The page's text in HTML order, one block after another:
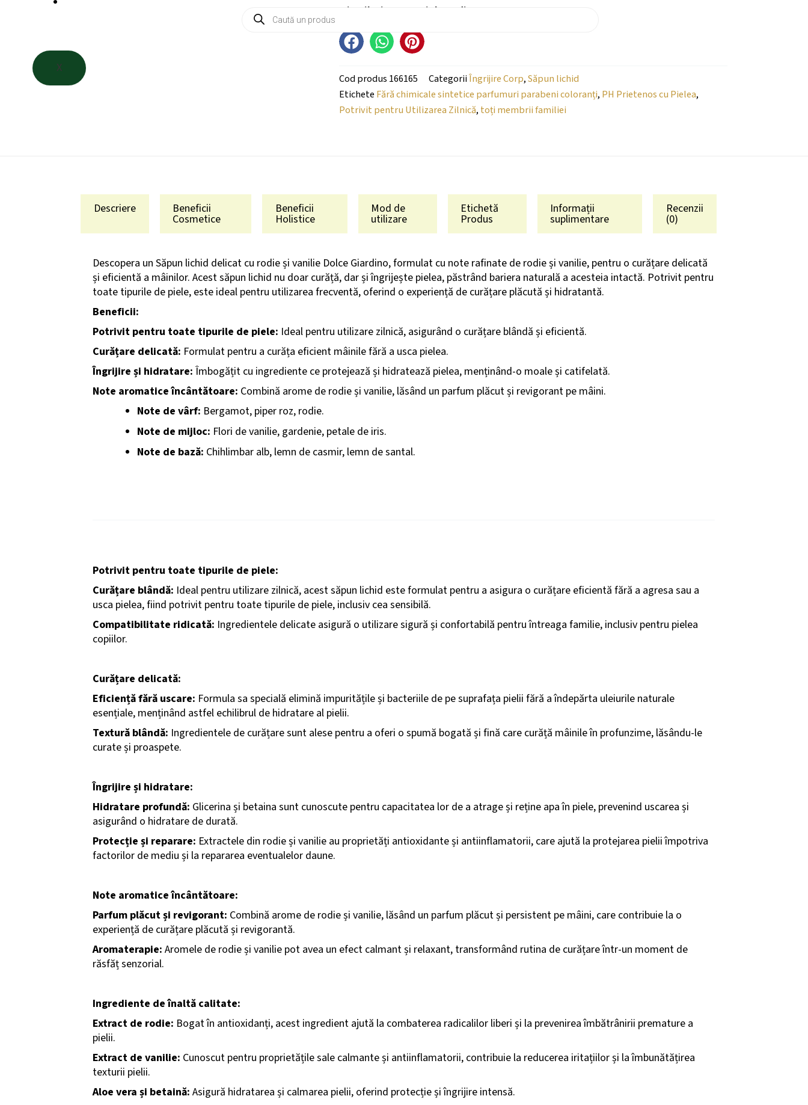
search
X
Distribuie pe social media
Cod produs 166165 CategoriiÎngrijire Corp,Săpun lichid
Etichete Fără chimicale sintetice parfumuri parabeni coloranți, PH Prietenos cu Pielea,
Potrivit pentru Utilizarea Zilnică, toți membrii familiei
Descriere Informații
suplimentare
Beneficii
Cosmetice
Beneficii
Holistice
Mod de
utilizare
Etichetă
Produs
Recenzii
(0)
Descopera un Săpun lichid delicat cu rodie și vanilie Dolce Giardino, formulat cu note rafinate de rodie și vanilie, pentru o curățare delicată
și eficientă a mâinilor. Acest săpun lichid nu doar curăță, dar și îngrijește pielea, păstrând bariera naturală a acesteia intactă. Potrivit pentru
toate tipurile de piele, este ideal pentru utilizarea frecventă, oferind o experiență de curățare plăcută și hidratantă.
Beneficii:
Potrivit pentru toate tipurile de piele: Ideal pentru utilizare zilnică, asigurând o curățare blândă și eficientă.
Curățare delicată: Formulat pentru a curăța eficient mâinile fără a usca pielea.
Îngrijire și hidratare: Îmbogățit cu ingrediente ce protejează și hidratează pielea, menținând-o moale și catifelată.
Note aromatice încântătoare: Combină arome de rodie și vanilie, lăsând un parfum plăcut și revigorant pe mâini.
Note de vârf: Bergamot, piper roz, rodie.
Note de mijloc: Flori de vanilie, gardenie, petale de iris.
Note de bază: Chihlimbar alb, lemn de casmir, lemn de santal.
Potrivit pentru toate tipurile de piele:
Curățare blândă: Ideal pentru utilizare zilnică, acest săpun lichid este formulat pentru a asigura o curățare eficientă fără a agresa sau a
usca pielea, fiind potrivit pentru toate tipurile de piele, inclusiv cea sensibilă.
Compatibilitate ridicată: Ingredientele delicate asigură o utilizare sigură și confortabilă pentru întreaga familie, inclusiv pentru pielea
copiilor.
Curățare delicată:
Eficiență fără uscare: Formula sa specială elimină impuritățile și bacteriile de pe suprafața pielii fără a îndepărta uleiurile naturale
esențiale, menținând astfel echilibrul de hidratare al pielii.
Textură blândă: Ingredientele de curățare sunt alese pentru a oferi o spumă bogată și fină care curăță mâinile în profunzime, lăsându-le
curate și proaspete.
Îngrijire și hidratare:
Hidratare profundă: Glicerina și betaina sunt cunoscute pentru capacitatea lor de a atrage și reține apa în piele, prevenind uscarea și
asigurând o hidratare de durată.
Protecție și reparare: Extractele din rodie și vanilie au proprietăți antioxidante și antiinflamatorii, care ajută la protejarea pielii împotriva
factorilor de mediu și la repararea eventualelor daune.
Note aromatice încântătoare:
Parfum plăcut și revigorant: Combină arome de rodie și vanilie, lăsând un parfum plăcut și persistent pe mâini, care contribuie la o
experiență de curățare plăcută și revigorantă.
Aromaterapie: Aromele de rodie și vanilie pot avea un efect calmant și relaxant, transformând rutina de curățare într-un moment de
răsfăț senzorial.
Ingrediente de înaltă calitate:
Extract de rodie: Bogat în antioxidanți, acest ingredient ajută la combaterea radicalilor liberi și la prevenirea îmbătrânirii premature a
pielii.
Extract de vanilie: Cunoscut pentru proprietățile sale calmante și antiinflamatorii, contribuie la reducerea iritațiilor și la îmbunătățirea
texturii pielii.
Aloe vera și betaină: Asigură hidratarea și calmarea pielii, oferind protecție și îngrijire intensă.